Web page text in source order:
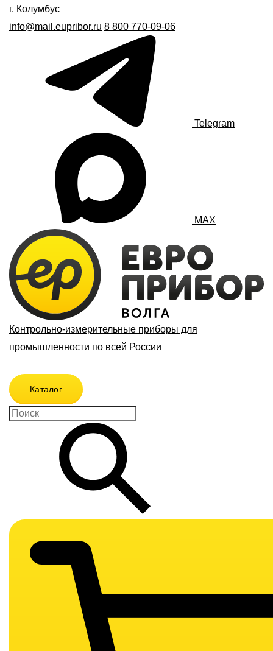
г. Колумбус
info@mail.eupribor.ru 8 800 770-09-06
Telegram
MAX
Контрольно-измерительные приборы для
промышленности по всей России
Каталог